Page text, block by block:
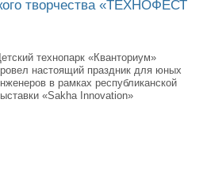
творчества «ТЕХНОФЕСТ
технопарк «Кванториум»
настоящий праздник для юных
в рамках республиканской
«Sakha Innovation»